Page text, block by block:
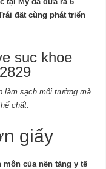
đất cùng phát triển
làm sạch môi trường mà
chất.
giấy
môn của nền tảng y tế